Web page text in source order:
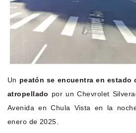
Un peatón se encuentra en
atropellado por un Chevrolet
Avenida en Chula Vista en la
enero de 2025.